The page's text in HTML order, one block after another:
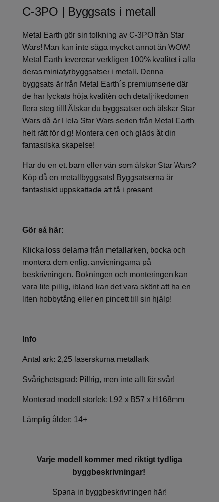
C-3PO | Byggsats i metall
Metal Earth gör sin tolkning av C-3PO från Star
Wars! Man kan inte säga mycket annat än WOW!
Metal Earth levererar verkligen 100% kvalitet i alla
deras miniatyrbyggsatser i metall. Denna
byggsats är från Metal Earth´s premiumserie där
de har lyckats höja kvalitén och detaljrikedomen
flera steg till! Älskar du byggsatser och älskar Star
Wars då är Hela Star Wars serien från Metal Earth
helt rätt för dig! Montera den och gläds åt din
fantastiska skapelse!
Har du en ett barn eller vän som älskar Star Wars?
Köp då en metallbyggsats! Byggsatserna är
fantastiskt uppskattade att få i present!
Gör så här:
Klicka loss delarna från metallarken, bocka och
montera dem enligt anvisningarna på
beskrivningen. Bokningen och monteringen kan
vara lite pillig, ibland kan det vara skönt att ha en
liten hobbytång eller en pincett till sin hjälp!
Info
Antal ark: 2,25 laserskurna metallark
Svårighetsgrad: Pillrig, men inte allt för svår!
Monterad modell storlek: L92 x B57 x H168mm
Lämplig ålder: 14+
Varje modell kommer med riktigt tydliga
byggbeskrivningar!
Spana in byggbeskrivningen här!